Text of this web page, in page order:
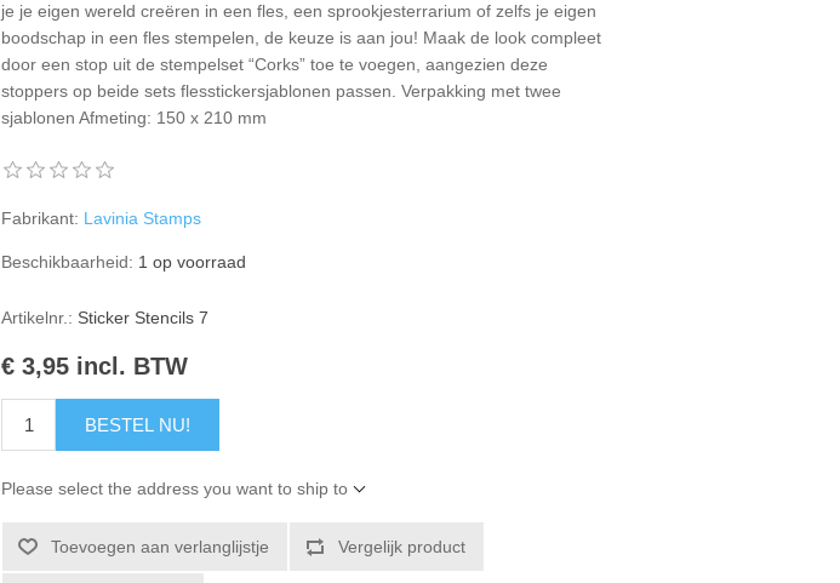
je je eigen wereld creëren in een fles, een sprookjesterrarium of zelfs je eigen
boodschap in een fles stempelen, de keuze is aan jou! Maak de look compleet
door een stop uit de stempelset “Corks” toe te voegen, aangezien deze
stoppers op beide sets flesstickersjablonen passen. Verpakking met twee
sjablonen Afmeting: 150 x 210 mm ​
Fabrikant: Lavinia Stamps
Beschikbaarheid: 1 op voorraad
Artikelnr.: Sticker Stencils 7
€ 3,95 incl. BTW
BESTEL NU!
Please select the address you want to ship to
Toevoegen aan verlanglijstje Vergelijk product